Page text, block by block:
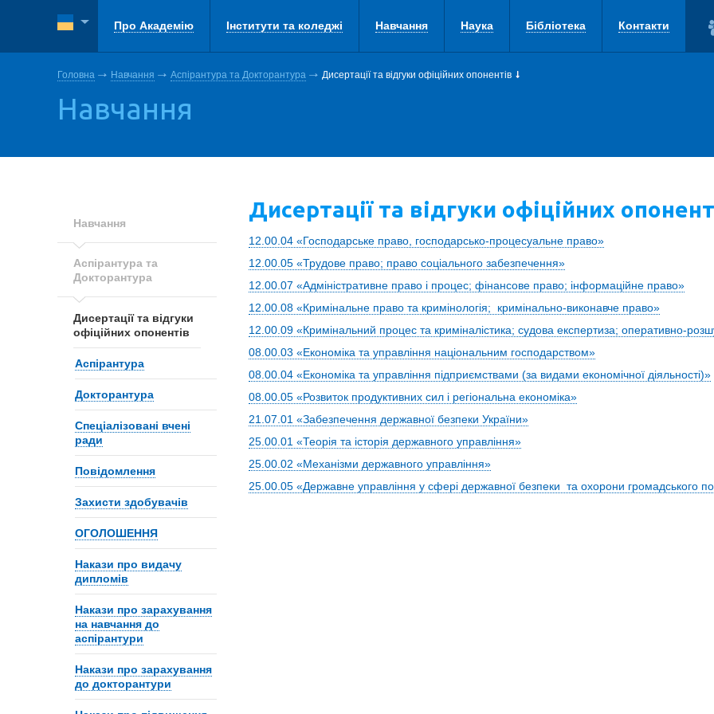
Про Академію Інститути та коледжі Навчання Наука Бібліотека Контакти
Головна Навчання Аспірантура та Докторантура Дисертації та відгуки офіційних опонентів
Навчання
Навчання
Аспірантура та
Докторантура
Дисертації та відгуки
офіційних опонентів
Аспірантура
Докторантура
Спеціалізовані вчені
ради
Повідомлення
Захисти здобувачів
ОГОЛОШЕННЯ
Накази про видачу
дипломів
Накази про зарахування
на навчання до
аспірантури
Накази про зарахування
до докторантури
Дисертації та відгуки офіційних
12.00.04 «Господарське право, господарсько-процесуальне право»
12.00.05 «Трудове право; право соціального забезпечення»
12.00.07 «Адміністративне право і процес; фінансове право; інформаційне право»
12.00.08 «Кримінальне право та кримінологія; кримінально-виконавче право»
12.00.09 «Кримінальний процес та криміналістика; судова експертиза; оперативно-
08.00.03 «Економіка та управління національним господарством»
08.00.04 «Економіка та управління підприємствами (за видами економічної діяльності)»
08.00.05 «Розвиток продуктивних сил і регіональна економіка»
21.07.01 «Забезпечення державної безпеки України»
25.00.01 «Теорія та історія державного управління»
25.00.02 «Механізми державного управління»
25.00.05 «Державне управління у сфері державної безпеки та охорони громадського